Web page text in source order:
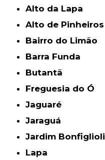
Alto da Lapa
Alto de Pinheiros
Bairro do Limão
Barra Funda
Butantã
Freguesia do Ó
Jaguaré
Jaraguá
Jardim Bonfiglioli
Lapa